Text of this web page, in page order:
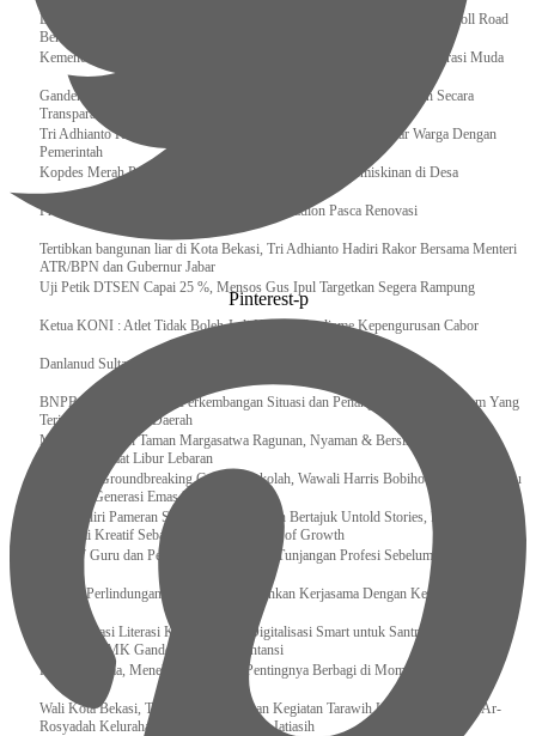
Dukung Kelancaran Lalu Lintas Libur Idul Fitri 1446h / 2025m, Waskita Toll Road
Berlakukan Diskon Tarif Sebesar 20%
Kemenekraf – Kemeninves Perkuat Sinergi Demi Lapangan Kerja Generasi Muda
Gandeng KPK , Gus Ipul Memastikan Penyaluran Bansos Dilakukan Secara
Transparan dan Tepat Sasaran
Tri Adhianto Katakan : Tarling Sebagai Sarana Komunikasi Antar Warga Dengan
Pemerintah
Kopdes Merah Putih Instrumen Penting Pengentasan Kemiskinan di Desa
Presiden, Prabowo Subianto Resmikan 17 Stadion Pasca Renovasi
Tertibkan bangunan liar di Kota Bekasi, Tri Adhianto Hadiri Rakor Bersama Menteri
ATR/BPN dan Gubernur Jabar
Uji Petik DTSEN Capai 25 %, Mensos Gus Ipul Targetkan Segera Rampung
Ketua KONI : Atlet Tidak Boleh Jadi Korban Dualisme Kepengurusan Cabor
Danlanud Sultan Hasanuddin Ikuti Exit Meeting Bersama BPK RI
BNPB Terus Memantau Perkembangan Situasi dan Penanganan Bencana Alam Yang
Terjadi di Beberapa Daerah
Menpar Pastikan Taman Margasatwa Ragunan, Nyaman & Bersih di Kunjungi
Wisatawan Saat Libur Lebaran
Resmikan Groundbreaking Gedung Sekolah, Wawali Harris Bobihoe : Tonggak Baru
Ciptakan Generasi Emas Masa Depan
Menghadiri Pameran Seni Meiro Collection Bertajuk Untold Stories, Irene Umar :
Ekonomi Kreatif Sebagai The New Engine of Growth
120.067 Guru dan Pengawas PAI Terima Tunjangan Profesi Sebelum Lebaran
Perkuat Perlindungan KI Kemenkum Sahkan Kerjasama Dengan Kemenbud
Transformasi Literasi Keuangan dan Digitalisasi Smart untuk Santri Produktif
Kemenko PMK Gandeng Beberapa Intansi
Peduli Sesama, Menekraf Tekankan Pentingnya Berbagi di Momen Ramadan
Wali Kota Bekasi, Tri Adhianto Lakukan Kegiatan Tarawih Keliling di Masjid Ar-
Rosyadah Kelurahan Jatirasa Kecamatan Jatiasih
Pinterest-p